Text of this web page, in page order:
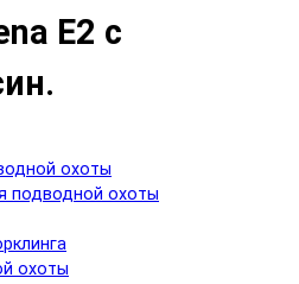
E2 с
охоты
подводной охоты
охоты